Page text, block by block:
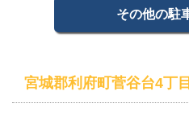
その他の駐
宮城郡利府町菅谷台4丁